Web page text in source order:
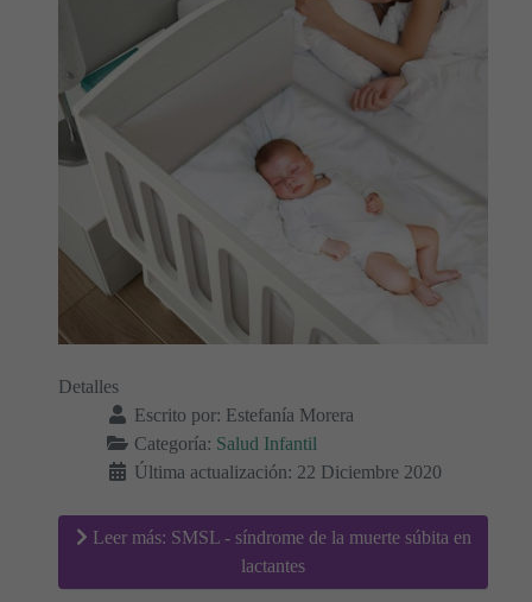
Detalles
Escrito por: Estefanía Morera
Categoría: Salud Infantil
Última actualización: 22 Diciembre 2020
Leer más: SMSL - síndrome de la muerte súbita en
lactantes